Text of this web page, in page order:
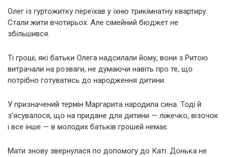
Олег із гуртожитку переїхав у їхню трикімнатну квартиру.
Стали жити вчотирьох. Але сімейний бюджет не
збільшився.
Ті гроші, які батьки Олега надсилали йому, вони з Ритою
витрачали на розваги, не думаючи навіть про те, що
потрібно готуватись до народження дитини.
У призначений термін Маргарита народила сина. Тоді й
з’ясувалося, що на придане для дитини — ліжечко, візочок
і все інше — в молодих батьків грошей немає.
Мати знову звернулася по допомогу до Каті. Донька не